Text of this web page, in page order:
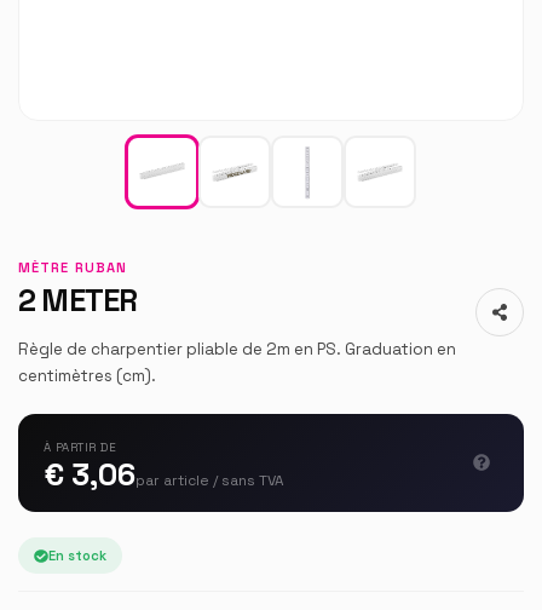
MÈTRE RUBAN
2 METER
Règle de charpentier pliable de 2m en PS. Graduation en
centimètres (cm).
À PARTIR DE
€ 3,06par article / sans TVA
En stock